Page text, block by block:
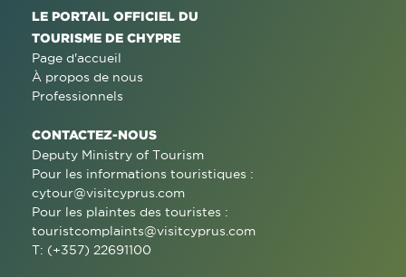
LE PORTAIL OFFICIEL DU
TOURISME DE CHYPRE
Page d'accueil
À propos de nous
Professionnels
CONTACTEZ-NOUS
Deputy Ministry of Tourism
Pour les informations touristiques :
cytour@visitcyprus.com
Pour les plaintes des touristes :
touristcomplaints@visitcyprus.com
T: (+357) 22691100